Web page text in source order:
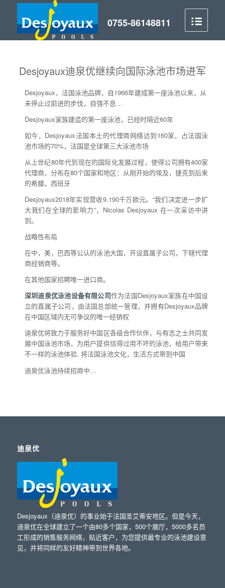
Desjoyaux迪泉优继续向国际泳池市场进军
Desjoyaux，法国泳池品牌，自1966年建成第一座泳池以来，从
未停止过前进的步伐，自强不息…
Desjoyaux家族建造的第一座泳池，已经时隔近60年
如今，Desjoyaux法国本土的代理商网络达到160家，占法国泳
池市场的70%，法国是全球第三大泳池市场
从上世纪80年代到现在的国际化发展过程，使得公司拥有400家
代理商，分布在80个国家和地区：从刚开始的埃及，捷克到后来
的希腊，西班牙
Desjoyaux2018年实现营收9.190千万欧元。“我们决定进一步扩
大我们在全球的影响力”，Nicolas Desjoyaux 在一次采访中讲
到。
战略性布局
在中，美，巴西等公认的泳池大国，开设直属子公司，下辖代理
商经销商等。
在其他国家招聘唯一进口商。
深圳迪泉优泳池设备有限公司作为法国Desjoyaux家族在中国设
立的直属子公司，由法国总部统一管理，并拥有Desjoyaux品牌
在中国区域内无可争议的唯一经销权
迪泉优将致力于服务好中国区各级合作伙伴，与有志之士共同发
展中国泳池市场，为用户提供信得过用不坏的泳池，给用户带来
不一样的泳池体验, 将法国泳池文化，生活方式带到中国
迪泉优泳池持续招商中…
迪泉优
Desjoyaux（迪泉优）的事业始于法国圣艾蒂安地区。但是今天，
迪泉优在全球建立了一个由80多个国家，500个展厅，5000多名员
工形成的销售服务网络，贴近客户，为您提供最专业的泳池建设意
见，并将同样的友好精神带到世界各地。